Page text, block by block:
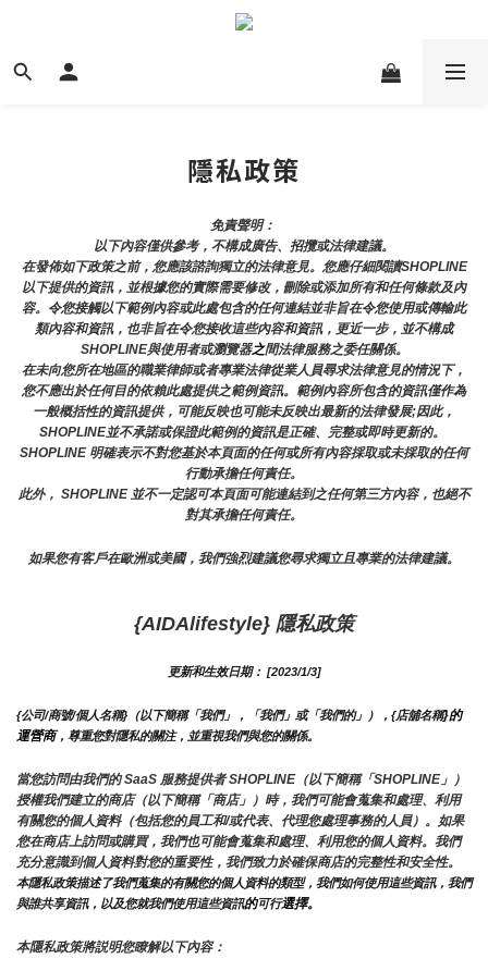
隱私政策
免責聲明：
以下內容僅供參考，不構成廣告、招攬或法律建議。
在發佈如下政策之前，您應該諮詢獨立的法律意見。您應仔細閱讀SHOPLINE
以下提供的資訊，並根據您的實際需要修改，刪除或添加所有和任何條款及內
容。令您接觸以下範例內容或此處包含的任何連結並非旨在令您使用或傳輸此
類內容和資訊，也非旨在令您接收這些內容和資訊，更近一步，並不構成
SHOPLINE與使用者或瀏覽器之間法律服務之委任關係。
在未向您所在地區的職業律師或者專業法律從業人員尋求法律意見的情況下，
您不應出於任何目的依賴此處提供之範例資訊。範例內容所包含的資訊僅作為
一般概括性的資訊提供，可能反映也可能未反映出最新的法律發展;因此，
SHOPLINE並不承諾或保證此範例的資訊是正確、完整或即時更新的。
SHOPLINE 明確表示不對您基於本頁面的任何或所有內容採取或未採取的任何
行動承擔任何責任。
此外， SHOPLINE 並不一定認可本頁面可能連結到之任何第三方內容，也絕不
對其承擔任何責任。
如果您有客戶在歐洲或美國，我們強烈建議您尋求獨立且專業的法律建議。
{AIDAlifestyle} 隱私政策
更新和生效日期： [2023/1/3]
{公司/商號/個人名稱}（以下簡稱「我們」，「我們」或「我們的」），{店舖名稱}的
運營商，尊重您對隱私的關注，並重視我們與您的關係。
當您訪問由我們的 SaaS 服務提供者 SHOPLINE（以下簡稱「SHOPLINE」）
授權我們建立的商店（以下簡稱「商店」）時，我們可能會蒐集和處理、利用
有關您的個人資料（包括您的員工和/或代表、代理您處理事務的人員）。如果
您在商店上訪問或購買，我們也可能會蒐集和處理、利用您的個人資料。我們
充分意識到個人資料對您的重要性，我們致力於確保商店的完整性和安全性。
本隱私政策描述了我們蒐集的有關您的個人資料的類型，我們如何使用這些資訊，我們
與誰共享資訊，以及您就我們使用這些資訊的可行選擇。
本隱私政策將説明您瞭解以下內容：